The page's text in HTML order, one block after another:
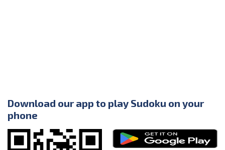
Download our app to play Sudoku on your
phone